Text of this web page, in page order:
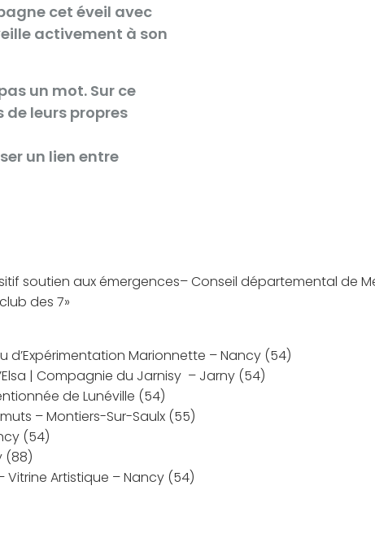
cet éveil avec
activement à son
un mot. Sur ce
leurs propres
un lien entre
soutien aux émergences– Conseil départemental de
des 7»
d’Expérimentation Marionnette – Nancy (54)
| Compagnie du Jarnisy – Jarny (54)
de Lunéville (54)
– Montiers-Sur-Saulx (55)
(54)
(88)
Vitrine Artistique – Nancy (54)